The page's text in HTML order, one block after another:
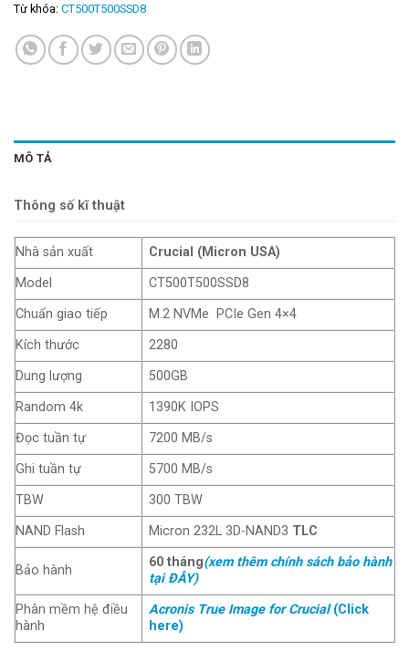
Từ khóa: CT500T500SSD8
MÔ TẢ
Thông số kĩ thuật
Nhà sản xuất
Crucial (Micron USA)
Model
CT500T500SSD8
Chuẩn giao tiếp
M.2 NVMe PCIe Gen 4×4
Kích thước
2280
Dung lượng
500GB
Random 4k
1390K IOPS
Đọc tuần tự
7200 MB/s
Ghi tuần tự
5700 MB/s
TBW
300 TBW
NAND Flash
Micron 232L 3D-NAND3 TLC
Bảo hành
60 tháng(xem thêm chính sách bảo hành
tại ĐÂY)
Phân mềm hệ điều
hành
Acronis True Image for Crucial(Click
here)